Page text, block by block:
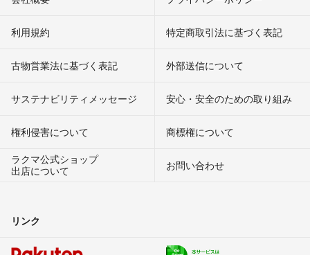
利用規約 特定商取引法に基づく表記
古物営業法に基づく表記 外部送信について
サステナビリティメッセージ 安心・安全のための取り組み
権利侵害について
商標権について
ラクマ公式ショップ
出店について
お問い合わせ
リンク